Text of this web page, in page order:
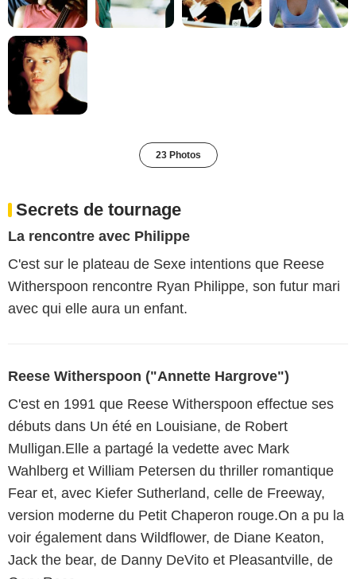
23 Photos
Secrets de tournage
La rencontre avec Philippe
C'est sur le plateau de Sexe intentions que Reese
Witherspoon rencontre Ryan Philippe, son futur mari
avec qui elle aura un enfant.
Reese Witherspoon ("Annette Hargrove")
C'est en 1991 que Reese Witherspoon effectue ses
débuts dans Un été en Louisiane, de Robert
Mulligan.Elle a partagé la vedette avec Mark
Wahlberg et William Petersen du thriller romantique
Fear et, avec Kiefer Sutherland, celle de Freeway,
version moderne du Petit Chaperon rouge.On a pu la
voir également dans Wildflower, de Diane Keaton,
Jack the bear, de Danny DeVito et Pleasantville, de